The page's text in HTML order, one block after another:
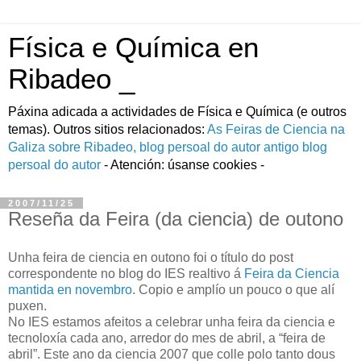
Física e Química en
Ribadeo _
Páxina adicada a actividades de Fí­sica e Quí­mica (e outros
temas). Outros sitios relacionados: As Feiras de Ciencia na
Galiza sobre Ribadeo, blog persoal do autor antigo blog
persoal do autor - Atención: úsanse cookies -
2007/11/25
Reseña da Feira (da ciencia) de outono
Unha feira de ciencia en outono foi o título do post
correspondente no blog do IES realtivo á Feira da Ciencia
mantida en novembro. Copio e amplío un pouco o que alí
puxen.
No IES estamos afeitos a celebrar unha feira da ciencia e
tecnoloxía cada ano, arredor do mes de abril, a “feira de
abril”. Este ano da ciencia 2007 que colle polo tanto dous